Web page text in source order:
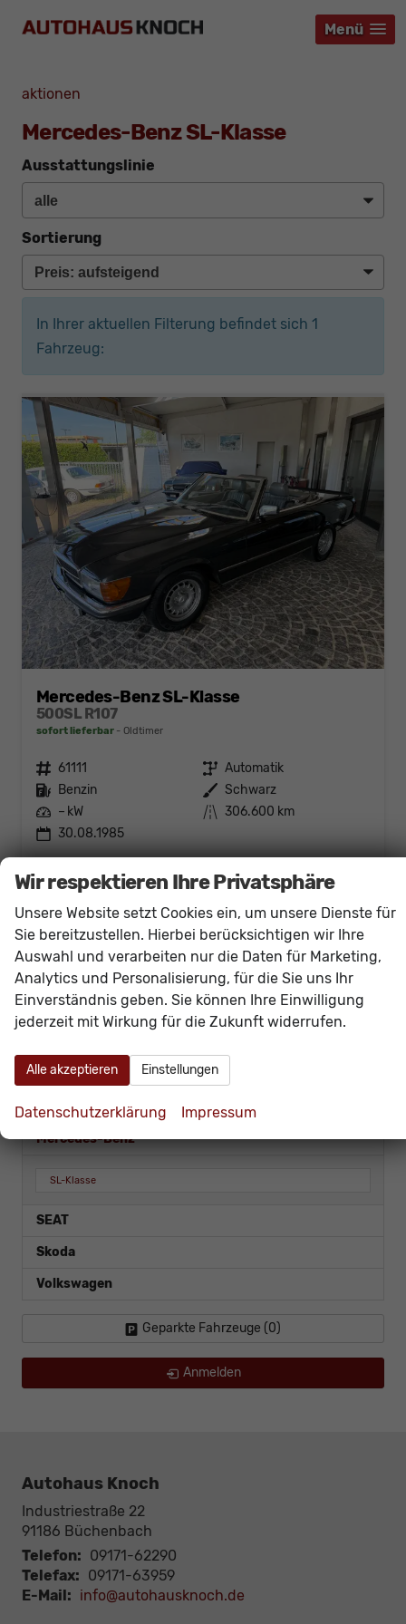
Menü
Menü
Menü
aktionen
Mercedes-Benz SL-Klasse
Ausstattungslinie
Sortierung
In Ihrer aktuellen Filterung befindet sich 1
Fahrzeug:
Mercedes-Benz SL-Klasse
500SL R107
sofort lieferbar Oldtimer
Fahrzeugnr. 61111 Getriebe Automatik
Kraftstoff Benzin Außenfarbe Schwarz
Leistung – kW Kilometerstand 306.600 km
30.08.1985
23.900,– €
incl. 19% MwSt.
Details
Fahrzeugnr.
LAGERFAHRZEUGE
VORLAUFFAHRZEUGE
GEBRAUCHTFAHRZEUGE
Ford
Mercedes-Benz
SL-Klasse
SEAT
Skoda
Volkswagen
Geparkte Fahrzeuge (0)
Anmelden
Autohaus Knoch
Industriestraße 22
91186 Büchenbach
Telefon: 09171-62290
Telefax: 09171-63959
E-Mail: info@autohausknoch.de
Wir respektieren Ihre Privatsphäre
Unsere Website setzt Cookies ein, um unsere Dienste für
Sie bereitzustellen. Hierbei berücksichtigen wir Ihre
Auswahl und verarbeiten nur die Daten für Marketing,
Analytics und Personalisierung, für die Sie uns Ihr
Einverständnis geben. Sie können Ihre Einwilligung
jederzeit mit Wirkung für die Zukunft widerrufen.
Alle akzeptieren Einstellungen
Datenschutzerklärung Impressum